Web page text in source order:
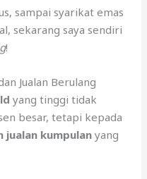
sampai syarikat emas
sekarang saya sendiri
!
Jualan Berulang
yang tinggi tidak
besar, tetapi kepada
jualan kumpulan yang